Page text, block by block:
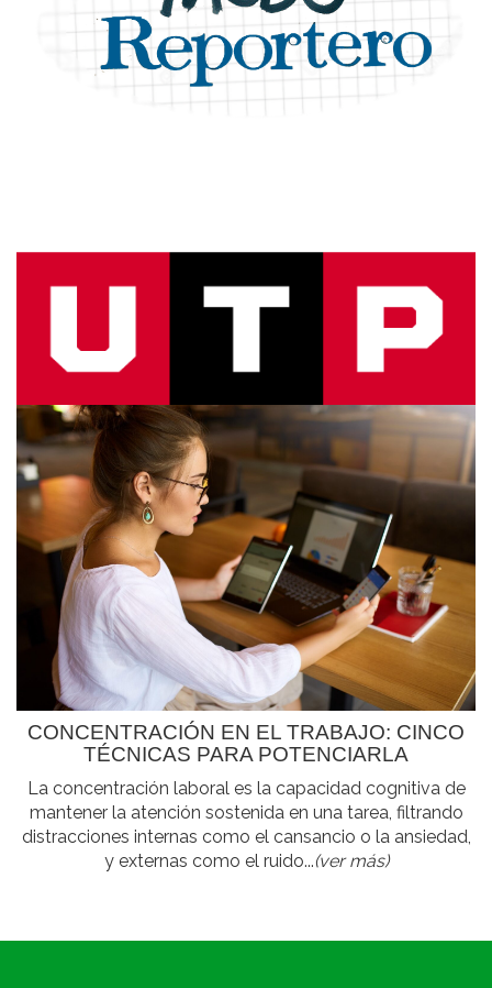
CONCENTRACIÓN EN EL TRABAJO: CINCO
TÉCNICAS PARA POTENCIARLA
La concentración laboral es la capacidad cognitiva de
mantener la atención sostenida en una tarea, filtrando
distracciones internas como el cansancio o la ansiedad,
y externas como el ruido...(ver más)